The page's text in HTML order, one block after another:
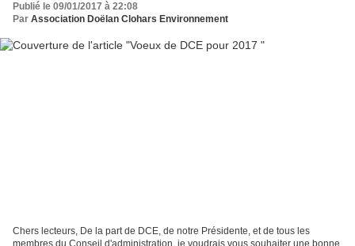
Publié le 09/01/2017 à 22:08
Par Association Doëlan Clohars Environnement
Chers lecteurs, De la part de DCE, de notre Présidente, et de tous les
membres du Conseil d'administration, je voudrais vous souhaiter une bonne